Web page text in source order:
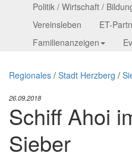
Politik / Wirtschaft /
Vereinsleben
ET-
Familienanzeigen
Regionales / Stadt Herzberg /
26.09.2018
Schiff Ahoi
Sieber